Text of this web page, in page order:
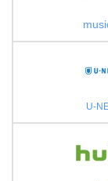
U-